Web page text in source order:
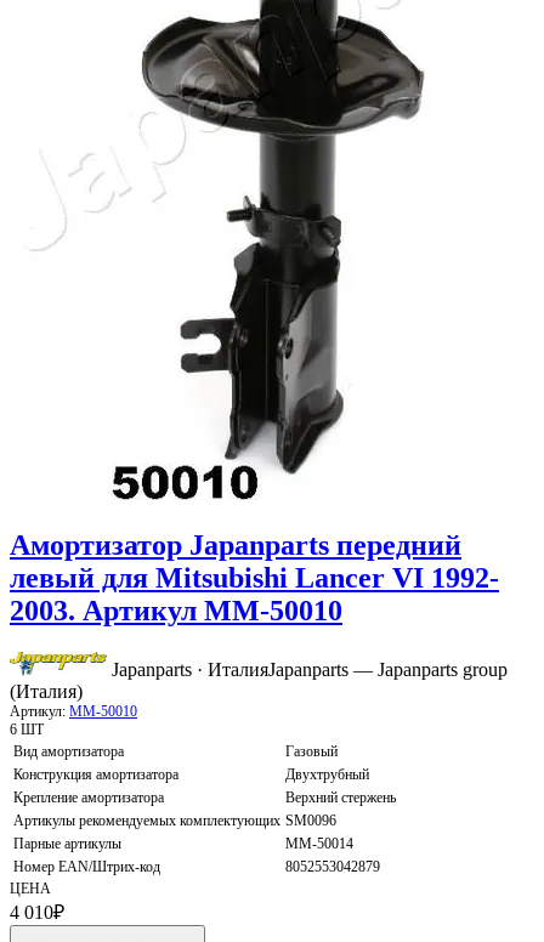
Амортизатор Japanparts передний
левый для Mitsubishi Lancer VI 1992-
2003. Артикул MM-50010
Japanparts · ИталияJapanparts — Japanparts group
(Италия)
Артикул: MM-50010
6 ШТ
Вид амортизатора
Газовый
Конструкция амортизатора
Двухтрубный
Крепление амортизатора
Верхний стержень
Артикулы рекомендуемых комплектующих SM0096
Парные артикулы
MM-50014
Номер EAN/Штрих-код
8052553042879
ЦЕНА
4 010₽